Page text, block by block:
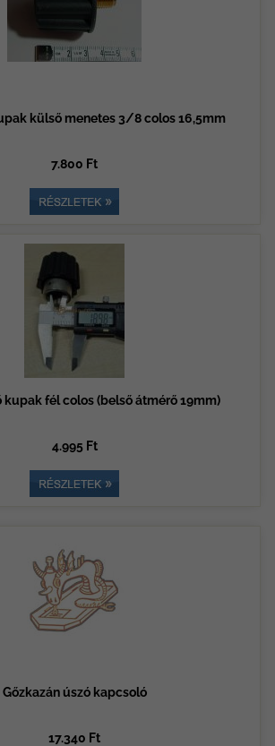
külső menetes 3/8 colos 16,5mm
7.800 Ft
kupak fél colos (belső átmérő 19mm)
4.995 Ft
Gőzkazán úszó kapcsoló
17.340 Ft